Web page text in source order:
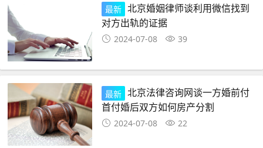
最新 北京婚姻律师谈利用微信找到
对方出轨的证据
2024-07-08 39
最新 北京法律咨询网谈一方婚前付
首付婚后双方如何房产分割
2024-07-08 22